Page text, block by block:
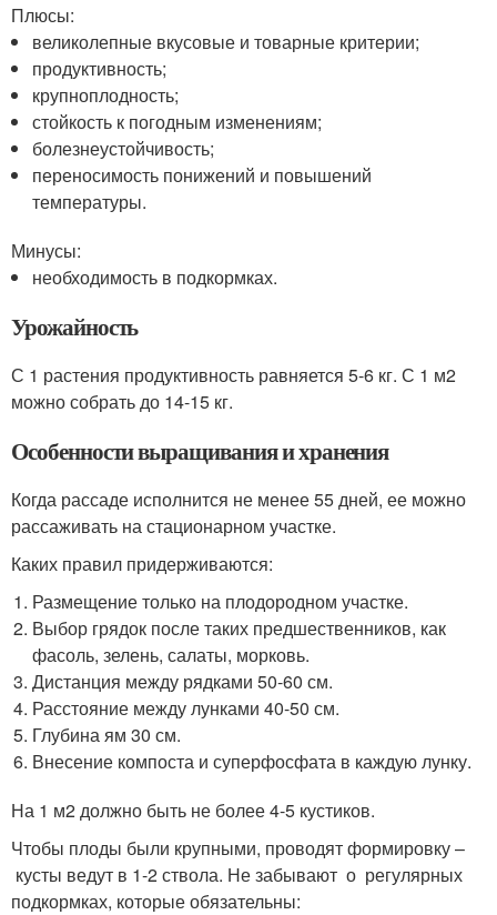
Плюсы:
великолепные вкусовые и товарные критерии;
продуктивность;
крупноплодность;
стойкость к погодным изменениям;
болезнеустойчивость;
переносимость понижений и повышений
температуры.
Минусы:
необходимость в подкормках.
Урожайность
С 1 растения продуктивность равняется 5-6 кг. С 1 м2
можно собрать до 14-15 кг.
Особенности выращивания и хранения
Когда рассаде исполнится не менее 55 дней, ее можно
рассаживать на стационарном участке.
Каких правил придерживаются:
Размещение только на плодородном участке.
Выбор грядок после таких предшественников, как
фасоль, зелень, салаты, морковь.
Дистанция между рядками 50-60 см.
Расстояние между лунками 40-50 см.
Глубина ям 30 см.
Внесение компоста и суперфосфата в каждую лунку.
На 1 м2 должно быть не более 4-5 кустиков.
Чтобы плоды были крупными, проводят формировку –
кусты ведут в 1-2 ствола. Не забывают о регулярных
подкормках, которые обязательны: